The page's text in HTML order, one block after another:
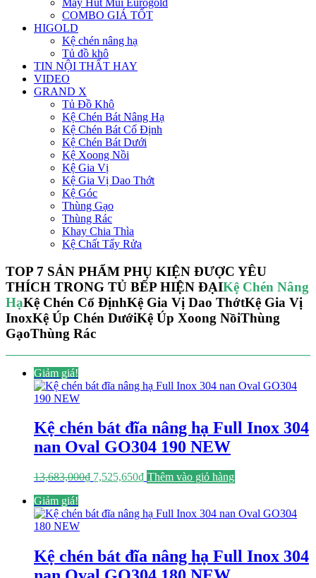
Máy Hút Múi Eurogold
COMBO GIÁ TỐT
HIGOLD
Kệ chén nâng hạ
Tủ đồ khô
TIN NỘI THẤT HAY
VIDEO
GRAND X
Tủ Đồ Khô
Kệ Chén Bát Nâng Hạ
Kệ Chén Bát Cố Định
Kệ Chén Bát Dưới
Kệ Xoong Nồi
Kệ Gia Vị
Kệ Gia Vị Dao Thớt
Kệ Góc
Thùng Gạo
Thùng Rác
Khay Chia Thìa
Kệ Chất Tẩy Rửa
TOP 7 SẢN PHẨM PHỤ KIỆN ĐƯỢC YÊU
THÍCH TRONG TỦ BẾP HIỆN ĐẠIKệ Chén Nâng
HạKệ Chén Cố ĐịnhKệ Gia Vị Dao ThớtKệ Gia Vị
InoxKệ Úp Chén DướiKệ Úp Xoong NồiThùng
GạoThùng Rác
Giảm giá!
Kệ chén bát đĩa nâng hạ Full Inox 304
nan Oval GO304 190 NEW
13,683,000₫ Giá
13,683,000₫.
7,525,650₫Giá
là:
Thêm vào giỏ hàng
Giảm giá!
Kệ chén bát đĩa nâng hạ Full Inox 304